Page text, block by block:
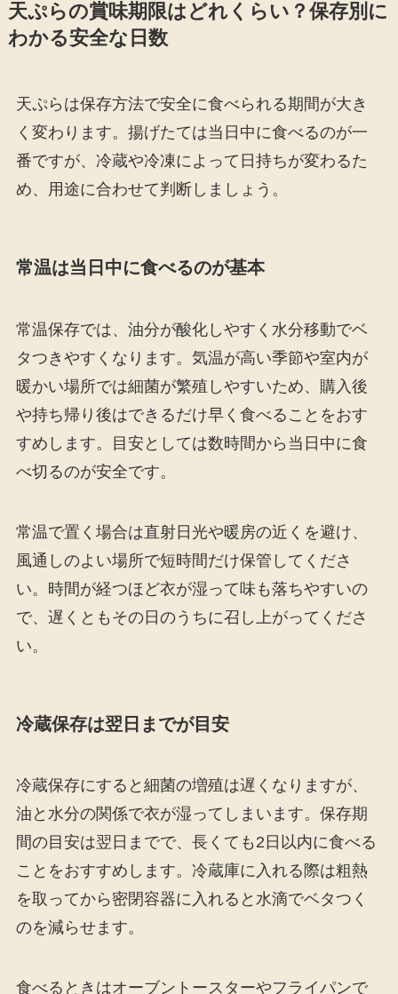
天ぷらの賞味期限はどれくらい？保存別に
わかる安全な日数
天ぷらは保存方法で安全に食べられる期間が大き
く変わります。揚げたては当日中に食べるのが一
番ですが、冷蔵や冷凍によって日持ちが変わるた
め、用途に合わせて判断しましょう。
常温は当日中に食べるのが基本
常温保存では、油分が酸化しやすく水分移動でベ
タつきやすくなります。気温が高い季節や室内が
暖かい場所では細菌が繁殖しやすいため、購入後
や持ち帰り後はできるだけ早く食べることをおす
すめします。目安としては数時間から当日中に食
べ切るのが安全です。
常温で置く場合は直射日光や暖房の近くを避け、
風通しのよい場所で短時間だけ保管してくださ
い。時間が経つほど衣が湿って味も落ちやすいの
で、遅くともその日のうちに召し上がってくださ
い。
冷蔵保存は翌日までが目安
冷蔵保存にすると細菌の増殖は遅くなりますが、
油と水分の関係で衣が湿ってしまいます。保存期
間の目安は翌日までで、長くても2日以内に食べる
ことをおすすめします。冷蔵庫に入れる際は粗熱
を取ってから密閉容器に入れると水滴でベタつく
のを減らせます。
食べるときはオーブントースターやフライパンで